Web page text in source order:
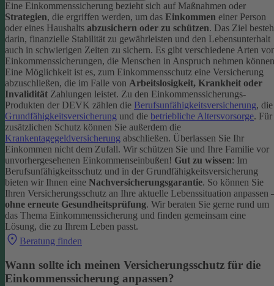
Eine Einkommenssicherung bezieht sich auf Maßnahmen oder
Strategien, die ergriffen werden, um das Einkommen einer Person
oder eines Haushalts abzusichern oder zu schützen. Das Ziel
darin, finanzielle Stabilität zu gewährleisten und den Lebensunterhalt
auch in schwierigen Zeiten zu sichern. Es gibt verschiedene Arten
Einkommenssicherungen, die Menschen in Anspruch nehmen
Eine Möglichkeit ist es, zum Einkommensschutz eine Versicherung
abzuschließen, die im Falle von Arbeitslosigkeit, Krankheit oder
Invalidität Zahlungen leistet. Zu den Einkommenssicherungs-
Produkten der DEVK zählen die Berufsunfähigkeitsversicherung, die
Grundfähigkeitsversicherung und die betriebliche Altersvorsorge. Für
zusätzlichen Schutz können Sie außerdem die
Krankentagegeldversicherung abschließen. Überlassen Sie Ihr
Einkommen nicht dem Zufall. Wir schützen Sie und Ihre Familie vor
unvorhergesehenen Einkommenseinbußen! Gut zu wissen: Im
Berufsunfähigkeitsschutz und in der Grundfähigkeitsversicherung
bieten wir Ihnen eine Nachversicherungsgarantie. So können Sie
Ihren Versicherungsschutz an Ihre aktuelle Lebenssituation anpassen
ohne erneute Gesundheitsprüfung. Wir beraten Sie gerne rund um
das Thema Einkommenssicherung und finden gemeinsam eine
Lösung, die zu Ihrem Leben passt.
Beratung finden
Wann sollte ich meinen Versicherungsschutz für die
Einkommenssicherung anpassen?